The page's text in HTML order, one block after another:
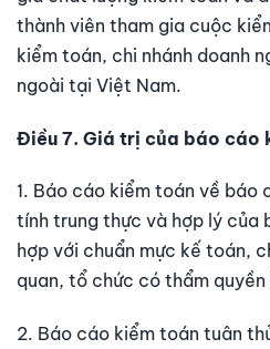
thành viên tham gia cuộc
kiểm toán, chi nhánh doanh
ngoài tại Việt Nam.
Điều 7. Giá trị của báo cáo
1. Báo cáo kiểm toán về báo
tính trung thực và hợp lý của
hợp với chuẩn mực kế toán,
quan, tổ chức có thẩm quyền
2. Báo cáo kiểm toán tuân